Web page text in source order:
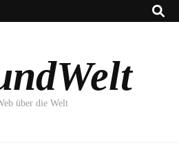
über die Welt